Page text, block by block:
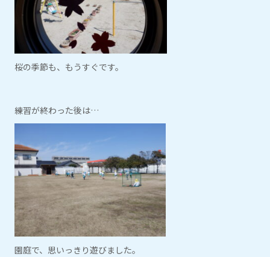
桜の季節も、もうすぐです。
練習が終わった後は…
園庭で、思いっきり遊びました。